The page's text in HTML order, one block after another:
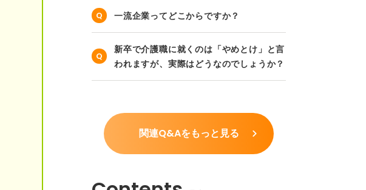
一流企業ってどこからですか？
新卒で介護職に就くのは「やめとけ」と言
われますが、実際はどうなのでしょうか？
関連Q&Aをもっと見る